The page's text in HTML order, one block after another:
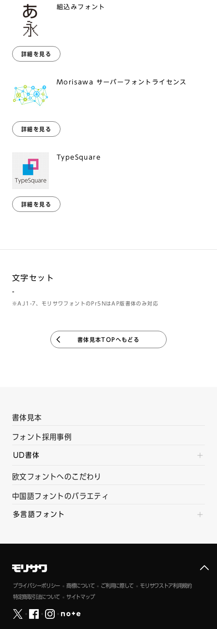
組込みフォント
詳細を見る
Morisawa サーバーフォントライセンス
詳細を見る
TypeSquare
詳細を見る
文字セット
-
※AJ1-7、モリサワフォントのPr5NはAP版書体のみ対応
書体見本TOPへもどる
書体見本
フォント採用事例
UD書体
欧文フォントへのこだわり
中国語フォントのバラエティ
多言語フォント
プライバシーポリシー 商標について ご利用に際して モリサワストア利用規約
特定商取引法について サイトマップ